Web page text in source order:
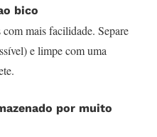
bico
mais facilidade. Separe
e limpe com uma
por muito